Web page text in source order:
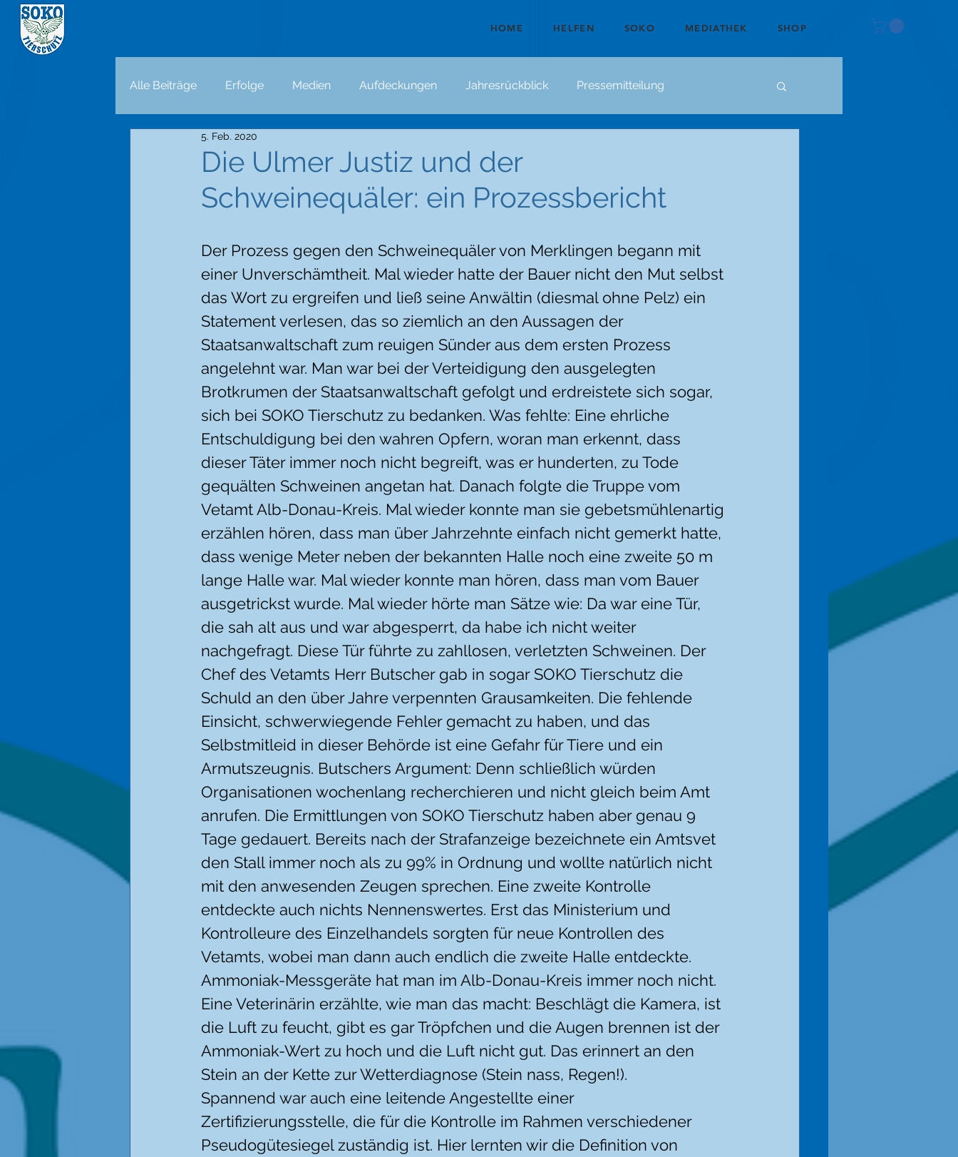
HOME HELFEN SOKO MEDIATHEK SHOP
Alle Beiträge Erfolge Medien Aufdeckungen Jahresrückblick Pressemitteilung
Die Ulmer Justiz und der
Schweinequäler: ein Prozessbericht
5. Feb. 2020
Der Prozess gegen den Schweinequäler von Merklingen begann mit
einer Unverschämtheit. Mal wieder hatte der Bauer nicht den Mut selbst
das Wort zu ergreifen und ließ seine Anwältin (diesmal ohne Pelz) ein
Statement verlesen, das so ziemlich an den Aussagen der
Staatsanwaltschaft zum reuigen Sünder aus dem ersten Prozess
angelehnt war. Man war bei der Verteidigung den ausgelegten
Brotkrumen der Staatsanwaltschaft gefolgt und erdreistete sich sogar,
sich bei SOKO Tierschutz zu bedanken. Was fehlte: Eine ehrliche
Entschuldigung bei den wahren Opfern, woran man erkennt, dass
dieser Täter immer noch nicht begreift, was er hunderten, zu Tode
gequälten Schweinen angetan hat. Danach folgte die Truppe vom
Vetamt Alb-Donau-Kreis. Mal wieder konnte man sie gebetsmühlenartig
erzählen hören, dass man über Jahrzehnte einfach nicht gemerkt hatte,
dass wenige Meter neben der bekannten Halle noch eine zweite 50 m
lange Halle war. Mal wieder konnte man hören, dass man vom Bauer
ausgetrickst wurde. Mal wieder hörte man Sätze wie: Da war eine Tür,
die sah alt aus und war abgesperrt, da habe ich nicht weiter
nachgefragt. Diese Tür führte zu zahllosen, verletzten Schweinen. Der
Chef des Vetamts Herr Butscher gab in sogar SOKO Tierschutz die
Schuld an den über Jahre verpennten Grausamkeiten. Die fehlende
Einsicht, schwerwiegende Fehler gemacht zu haben, und das
Selbstmitleid in dieser Behörde ist eine Gefahr für Tiere und ein
Armutszeugnis. Butschers Argument: Denn schließlich würden
Organisationen wochenlang recherchieren und nicht gleich beim Amt
anrufen. Die Ermittlungen von SOKO Tierschutz haben aber genau 9
Tage gedauert. Bereits nach der Strafanzeige bezeichnete ein Amtsvet
den Stall immer noch als zu 99% in Ordnung und wollte natürlich nicht
mit den anwesenden Zeugen sprechen. Eine zweite Kontrolle
entdeckte auch nichts Nennenswertes. Erst das Ministerium und
Kontrolleure des Einzelhandels sorgten für neue Kontrollen des
Vetamts, wobei man dann auch endlich die zweite Halle entdeckte.
Ammoniak-Messgeräte hat man im Alb-Donau-Kreis immer noch nicht.
Eine Veterinärin erzählte, wie man das macht: Beschlägt die Kamera, ist
die Luft zu feucht, gibt es gar Tröpfchen und die Augen brennen ist der
Ammoniak-Wert zu hoch und die Luft nicht gut. Das erinnert an den
Stein an der Kette zur Wetterdiagnose (Stein nass, Regen!).
Spannend war auch eine leitende Angestellte einer
Zertifizierungsstelle, die für die Kontrolle im Rahmen verschiedener
Pseudogütesiegel zuständig ist. Hier lernten wir die Definition von